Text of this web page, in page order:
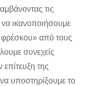
τις
να ικανοποιήσουμε
φρέσκου» από τους
συνεχείς
της
υποστηρίξουμε το